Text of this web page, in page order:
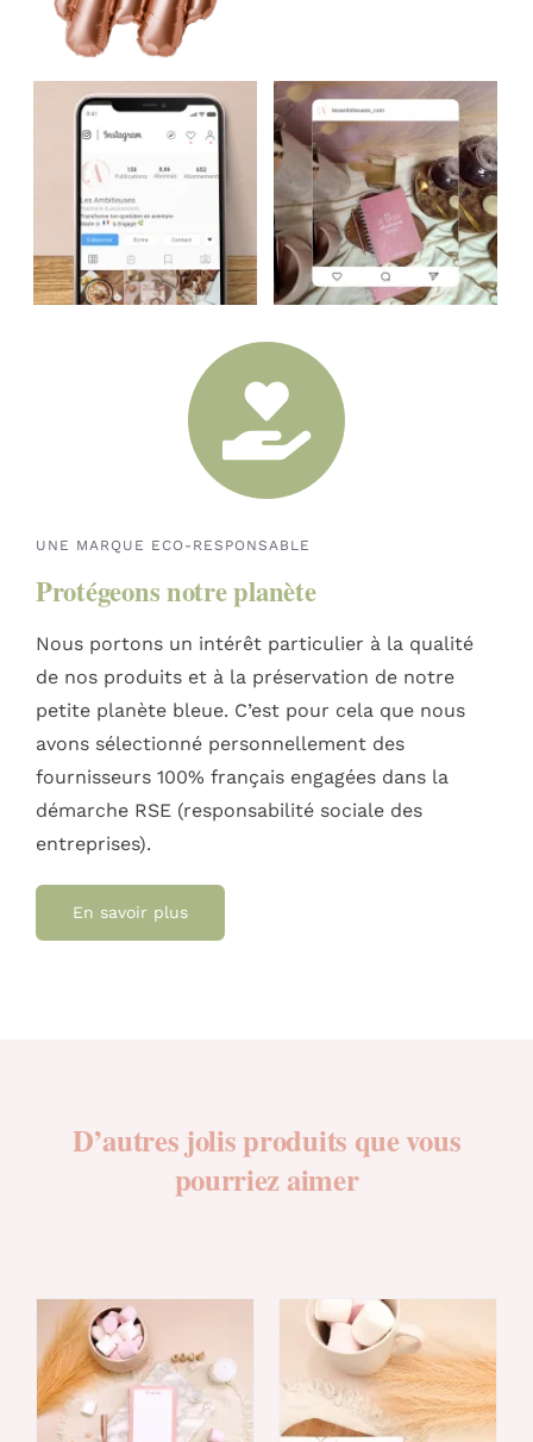
UNE MARQUE ECO-RESPONSABLE
Protégeons notre planète
Nous portons un intérêt particulier à la qualité
de nos produits et à la préservation de notre
petite planète bleue. C’est pour cela que nous
avons sélectionné personnellement des
fournisseurs 100% français engagées dans la
démarche RSE (responsabilité sociale des
entreprises).
En savoir plus
D’autres jolis produits que vous
pourriez aimer